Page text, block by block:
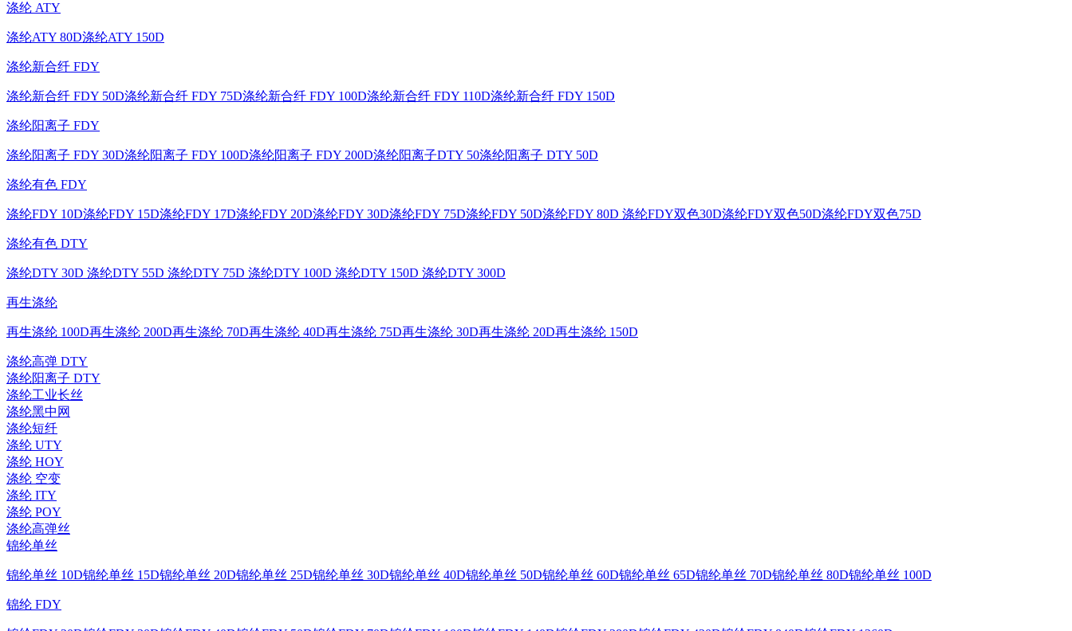
涤纶 ATY
涤纶ATY 80D涤纶ATY 150D
涤纶新合纤 FDY
涤纶新合纤 FDY 50D涤纶新合纤 FDY 75D涤纶新合纤 FDY 100D涤纶新合纤 FDY 110D涤纶新合纤 FDY 150D
涤纶阳离子 FDY
涤纶阳离子 FDY 30D涤纶阳离子 FDY 100D涤纶阳离子 FDY 200D涤纶阳离子DTY 50涤纶阳离子 DTY 50D
涤纶有色 FDY
涤纶FDY 10D涤纶FDY 15D涤纶FDY 17D涤纶FDY 20D涤纶FDY 30D涤纶FDY 75D涤纶FDY 50D涤纶FDY 80D 涤纶FDY双色30D涤纶FDY双色50D涤纶FDY双色75D
涤纶有色 DTY
涤纶DTY 30D 涤纶DTY 55D 涤纶DTY 75D 涤纶DTY 100D 涤纶DTY 150D 涤纶DTY 300D
再生涤纶
再生涤纶 100D再生涤纶 200D再生涤纶 70D再生涤纶 40D再生涤纶 75D再生涤纶 30D再生涤纶 20D再生涤纶 150D
涤纶高弹 DTY
涤纶阳离子 DTY
涤纶工业长丝
涤纶黑中网
涤纶短纤
涤纶 UTY
涤纶 HOY
涤纶 空变
涤纶 ITY
涤纶 POY
涤纶高弹丝
锦纶单丝
锦纶单丝 10D锦纶单丝 15D锦纶单丝 20D锦纶单丝 25D锦纶单丝 30D锦纶单丝 40D锦纶单丝 50D锦纶单丝 60D锦纶单丝 65D锦纶单丝 70D锦纶单丝 80D锦纶单丝 100D
锦纶 FDY